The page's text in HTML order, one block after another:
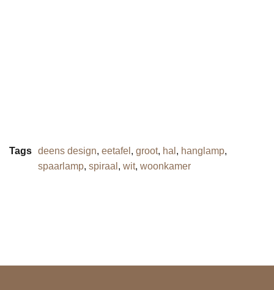
Tags deens design, eetafel , groot, hal , hanglamp,
spaarlamp, spiraal , wit, woonkamer